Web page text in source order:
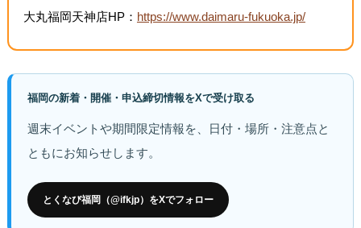
大丸福岡天神店HP： https://www.daimaru-fukuoka.jp/
福岡の新着・開催・申込締切情報をXで受け取る
週末イベントや期間限定情報を、日付・場所・注意点と
ともにお知らせします。
とくなび福岡（@ifkjp）をXでフォロー